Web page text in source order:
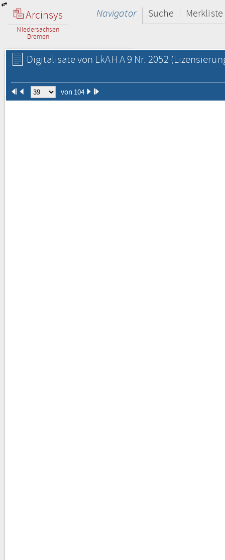
Arcinsys
Niedersachsen
Bremen
Navigator Suche Merkliste
Digitalisate von LkAH A 9 Nr. 2052
von 104